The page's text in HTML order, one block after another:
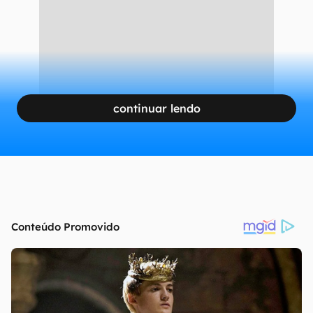
continuar lendo